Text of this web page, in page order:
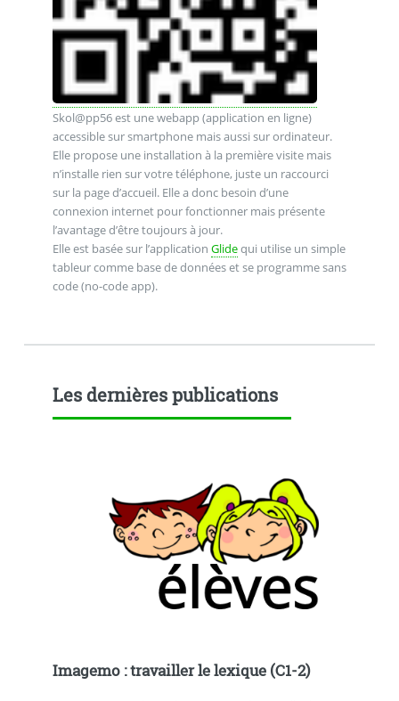
Skol@pp56 est une webapp (application en ligne)
accessible sur smartphone mais aussi sur ordinateur.
Elle propose une installation à la première visite mais
n’installe rien sur votre téléphone, juste un raccourci
sur la page d’accueil. Elle a donc besoin d’une
connexion internet pour fonctionner mais présente
l’avantage d’être toujours à jour.
Elle est basée sur l’application Glidequi utilise un simple
tableur comme base de données et se programme sans
code (no-code app).
Les dernières publications
Imagemo : travailler le lexique (C1-2)